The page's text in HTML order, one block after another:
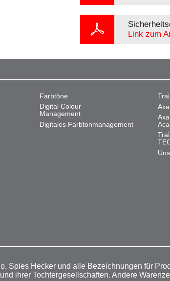
Link zum
Farbtöne
Digital Colour
Management
Digitales Farbtonmanagement
Spies Hecker und alle Bezeichnungen für
ihrer Tochtergesellschaften. Andere